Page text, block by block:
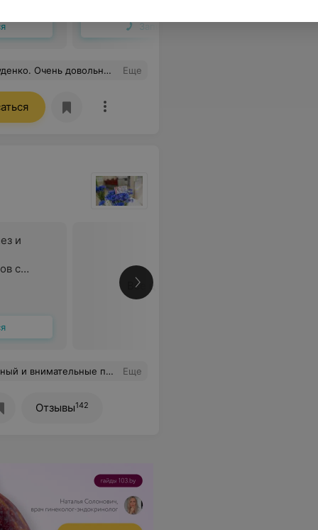
Записаться
ответила. В целом в клинике приятно находиться. Спасибо, будем обращаться при необходимости Еще
и
с
Все цены
Убедилась сама, Диана Дмитриевна прекрасный специалист, замечательная женщина. Рада, что попала именно к ней на прием. Теперь я знаю точно, что все будет ХОРОШО! Спасибо Вам, Диана Дмитриевна! Успехов Вам в Вашем благородном деле! Еще
Отзывы142